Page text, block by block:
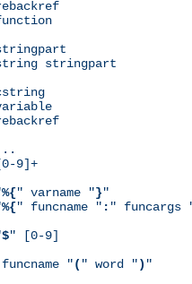
stringpart
9]+
%{" varname "}"
%{" funcname " : " funcargs
$" [0-9]
"( " word ") "